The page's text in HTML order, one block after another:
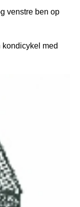
venstre ben op
kondicykel med